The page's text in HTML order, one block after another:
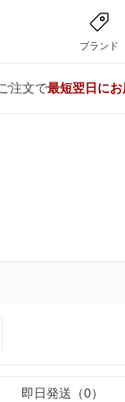
ブランド
注文で最短翌日にお
即日発送（0）